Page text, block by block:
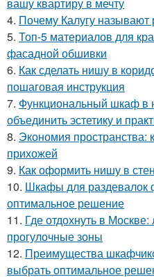
4. Почему Калугу называют
5. Топ-5 материалов для
фасадной обшивки
6. Как сделать нишу в
пошаговая инструкция
7. Функциональный шкаф в
объединить эстетику и
8. Экономия пространства:
прихожей
9. Как оформить нишу в
10. Шкафы для раздевалок
оптимальное решение
11. Где отдохнуть в
прогулочные зоны
12. Преимущества
выбрать оптимальное